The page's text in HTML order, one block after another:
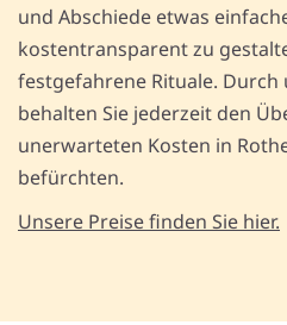
und Abschiede etwas
kostentransparent zu
festgefahrene Rituale. Durch
behalten Sie jederzeit den
unerwarteten Kosten in
befürchten.
Unsere Preise finden Sie hier.